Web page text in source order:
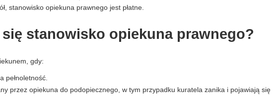
stanowisko opiekuna prawnego jest płatne.
stanowisko opiekuna prawnego?
gdy:
pełnoletność.
przez opiekuna do podopiecznego, w tym przypadku kuratela zanika i pojawiają się